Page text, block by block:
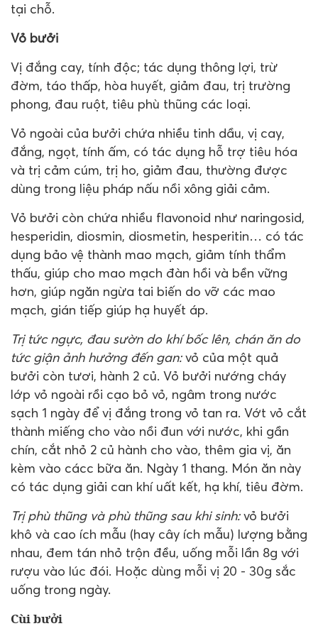
tại chỗ.
Vỏ bưởi
Vị đắng cay, tính độc; tác dụng thông lợi, trừ
đờm, táo thấp, hòa huyết, giảm đau, trị trường
phong, đau ruột, tiêu phù thũng các loại.
Vỏ ngoài của bưởi chứa nhiều tinh dầu, vị cay,
đắng, ngọt, tính ấm, có tác dụng hỗ trợ tiêu hóa
và trị cảm cúm, trị ho, giảm đau, thường được
dùng trong liệu pháp nấu nồi xông giải cảm.
Vỏ bưởi còn chứa nhiều flavonoid như naringosid,
hesperidin, diosmin, diosmetin, hesperitin… có tác
dụng bảo vệ thành mao mạch, giảm tính thẩm
thấu, giúp cho mao mạch đàn hồi và bền vững
hơn, giúp ngăn ngừa tai biến do vỡ các mao
mạch, gián tiếp giúp hạ huyết áp.
Trị tức ngực, đau sườn do khí bốc lên, chán ăn do
tức giận ảnh hưởng đến gan:vỏ của một quả
bưởi còn tươi, hành 2 củ. Vỏ bưởi nướng cháy
lớp vỏ ngoài rồi cạo bỏ vỏ, ngâm trong nước
sạch 1 ngày để vị đắng trong vỏ tan ra. Vớt vỏ cắt
thành miếng cho vào nồi đun với nước, khi gần
chín, cắt nhỏ 2 củ hành cho vào, thêm gia vị, ăn
kèm vào cácc bữa ăn. Ngày 1 thang. Món ăn này
có tác dụng giải can khí uất kết, hạ khí, tiêu đờm.
Trị phù thũng và phù thũng sau khi sinh:vỏ bưởi
khô và cao ích mẫu (hay cây ích mẫu) lượng bằng
nhau, đem tán nhỏ trộn đều, uống mỗi lần 8g với
rượu vào lúc đói. Hoặc dùng mỗi vị 20 - 30g sắc
uống trong ngày.
Cùi bưởi